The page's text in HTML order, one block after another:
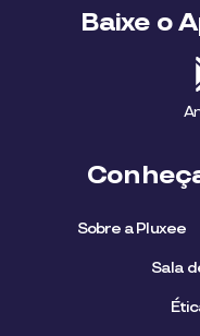
Baixe o
Sobre a Pluxee
Sala